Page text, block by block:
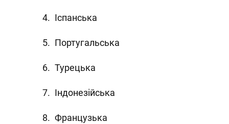
Іспанська
Португальська
Турецька
Індонезійська
Французька